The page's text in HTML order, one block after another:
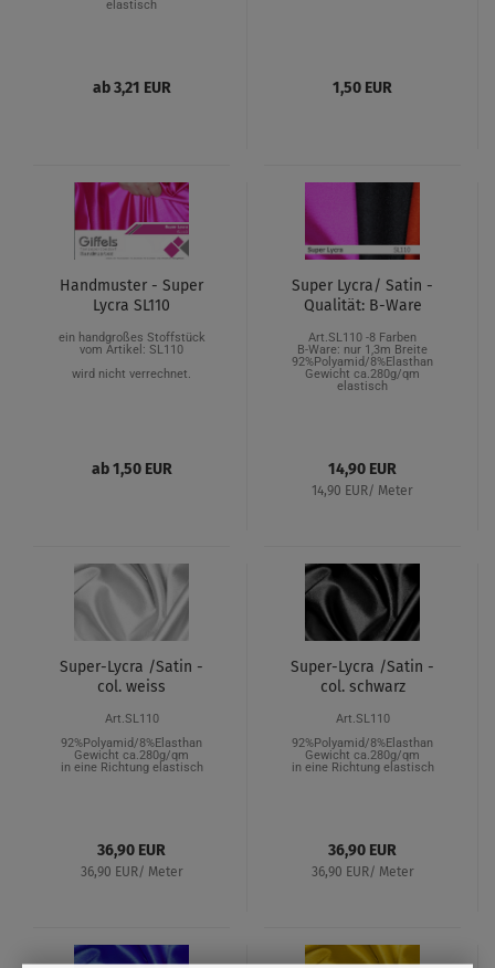
elastisch
ab 3,21 EUR 1,50 EUR
Handmuster - Super
Lycra SL110
ein handgroßes Stoffstück
vom Artikel: SL110
wird nicht verrechnet.
ab 1,50 EUR
Super Lycra/ Satin -
Qualität: B-Ware
Art.SL110 -8 Farben
B-Ware: nur 1,3m Breite
92%Polyamid/8%Elasthan
Gewicht ca.280g/qm
elastisch
14,90 EUR
14,90 EUR/ Meter
Super-Lycra /Satin -
col. weiss
Art.SL110
92%Polyamid/8%Elasthan
Gewicht ca.280g/qm
in eine Richtung elastisch
36,90 EUR
36,90 EUR/ Meter
Super-Lycra /Satin -
col. schwarz
Art.SL110
92%Polyamid/8%Elasthan
Gewicht ca.280g/qm
in eine Richtung elastisch
36,90 EUR
36,90 EUR/ Meter